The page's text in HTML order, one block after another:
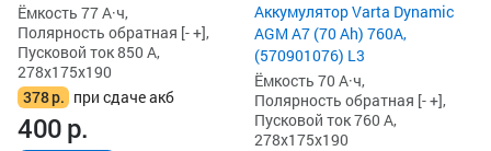
Ёмкость 77 А·ч,
Полярность обратная [- +],
Пусковой ток 850 А,
278x175x190
378р. при сдаче акб
400р.
Аккумулятор Varta Dynamic
AGM A7 (70 Ah) 760A,
(570901076) L3
Ёмкость 70 А·ч,
Полярность обратная [- +],
Пусковой ток 760 А,
278x175x190